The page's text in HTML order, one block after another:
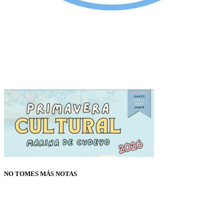
NO TOMES MÁS NOTAS